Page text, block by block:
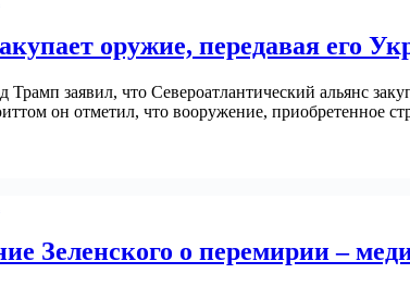
оружие, передавая его
заявил, что Североатлантический альянс
он отметил, что вооружение, приобретенное
Зеленского о перемирии –